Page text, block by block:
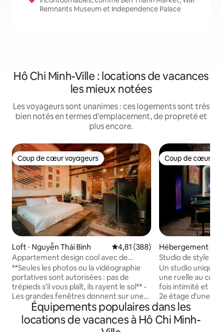
Remnants Museum et Independence Palace
Hô Chi Minh-Ville : locations de vacances
les mieux notées
Les voyageurs sont unanimes : ces logements sont très
bien notés en termes d'emplacement, de propreté et
plus encore.
Coup de cœur voyageurs
Coup de cœur voyageurs
Loft ⋅ Nguyễn Thái Bình Évaluation moyenne sur la
4,81 (388)
Appartement design cool avec de
superbes détails rétro
**Seules les photos ou la vidéographie
portatives sont autorisées : pas de
trépieds s'il vous plaît, ils rayent le sol** -
Les grandes fenêtres donnent sur une
rue bordée d'arbres tamarin et sur
l'architecture de l'époque coloniale
française à quelques pas du cœur de la
Coup de cœur
Coup de cœur
Hébergement ⋅
Studio de style
de Saigon
Un studio unique
une ruelle au
fois intimité et
2e étage d'une
dessus du
au rez-de-
les voyageurs qui
Équipements populaires dans les
locations de vacances à Hô Chi Minh-